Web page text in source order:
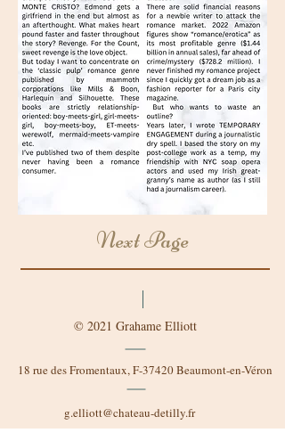
Next Page
© 2021 Grahame Elliott
18 rue des Fromentaux, F-37420 Beaumont-en-Véron
g.elliott@chateau-detilly.fr